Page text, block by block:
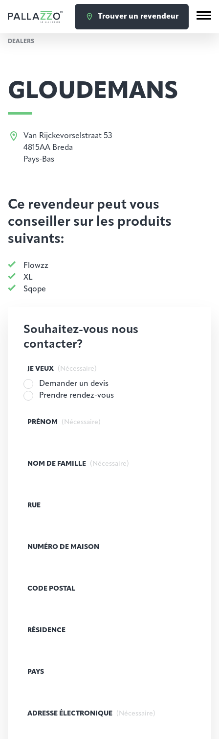
Trouver un revendeur
DEALERS
GLOUDEMANS
Van Rijckevorselstraat 53
4815AA Breda
Pays-Bas
Ce revendeur peut vous
conseiller sur les produits
suivants:
Flowzz
XL
Sqope
Souhaitez-vous nous
contacter?
JE VEUX (Nécessaire)
Demander un devis
Prendre rendez-vous
PRÉNOM (Nécessaire)
NOM DE FAMILLE (Nécessaire)
RUE
NUMÉRO DE MAISON
CODE POSTAL
RÉSIDENCE
PAYS
ADRESSE ÉLECTRONIQUE (Nécessaire)